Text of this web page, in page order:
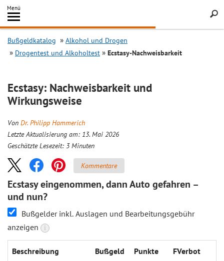
Inhalt
springen
Menü
Search
Bußgeldkatalog
Alkohol und Drogen
Drogentest und Alkoholtest
Ecstasy-Nachweisbarkeit
Ecstasy: Nachweisbarkeit und
Wirkungsweise
Von Dr. Philipp Hammerich
Letzte Aktualisierung am: 13. Mai 2026
Geschätzte Lesezeit: 3 Minuten
Kommentare
Ecstasy eingenommen, dann Auto gefahren –
und nun?
Bußgelder inkl. Auslagen und Bearbeitungsgebühr
anzeigen
i
Beschrei­bung Buß­geld Punk­te FVerbot